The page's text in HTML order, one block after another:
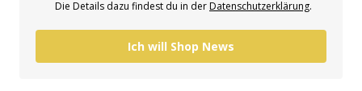
Die Details dazu findest du in derDatenschutzerklärung.
Ich will Shop News